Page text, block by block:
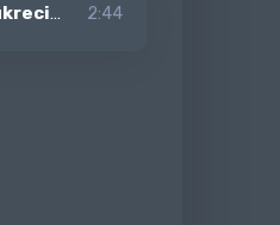
Alex Sed, Darom Dabro, Lukrecia Мама говорит
2:44